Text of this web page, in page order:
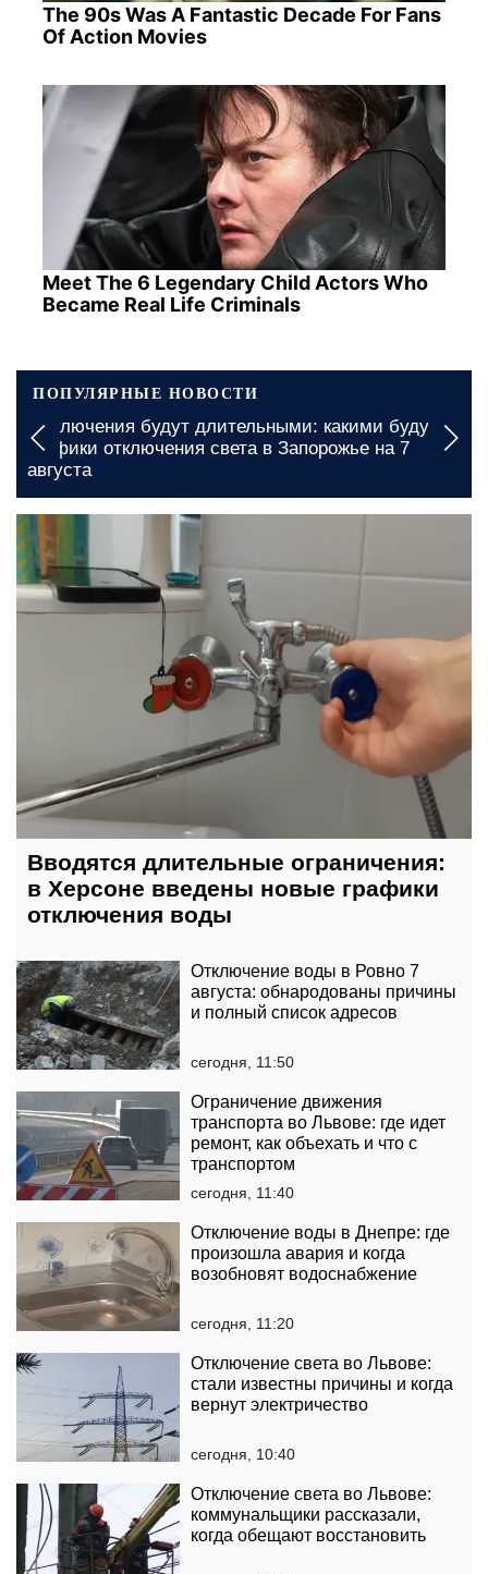
The 90s Was A Fantastic Decade For Fans
Of Action Movies
Meet The 6 Legendary Child Actors Who
Became Real Life Criminals
ПОПУЛЯРНЫЕ НОВОСТИ
Выключения будут длительными: какими будут
графики отключения света в Запорожье на 7
августа
сегодня, 12:20
Вводятся длительные ограничения:
в Херсоне введены новые графики
отключения воды
Отключение воды в Ровно 7
августа: обнародованы причины
и полный список адресов
сегодня, 11:50
Ограничение движения
транспорта во Львове: где идет
ремонт, как объехать и что с
транспортом
сегодня, 11:40
Отключение воды в Днепре: где
произошла авария и когда
возобновят водоснабжение
сегодня, 11:20
Отключение света во Львове:
стали известны причины и когда
вернут электричество
сегодня, 10:40
Отключение света во Львове:
коммунальщики рассказали,
когда обещают восстановить